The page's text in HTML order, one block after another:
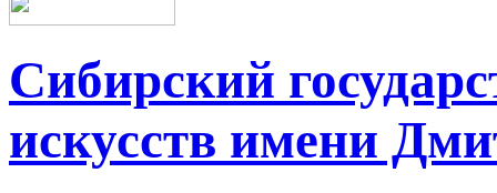
Сибирский
искусств имени